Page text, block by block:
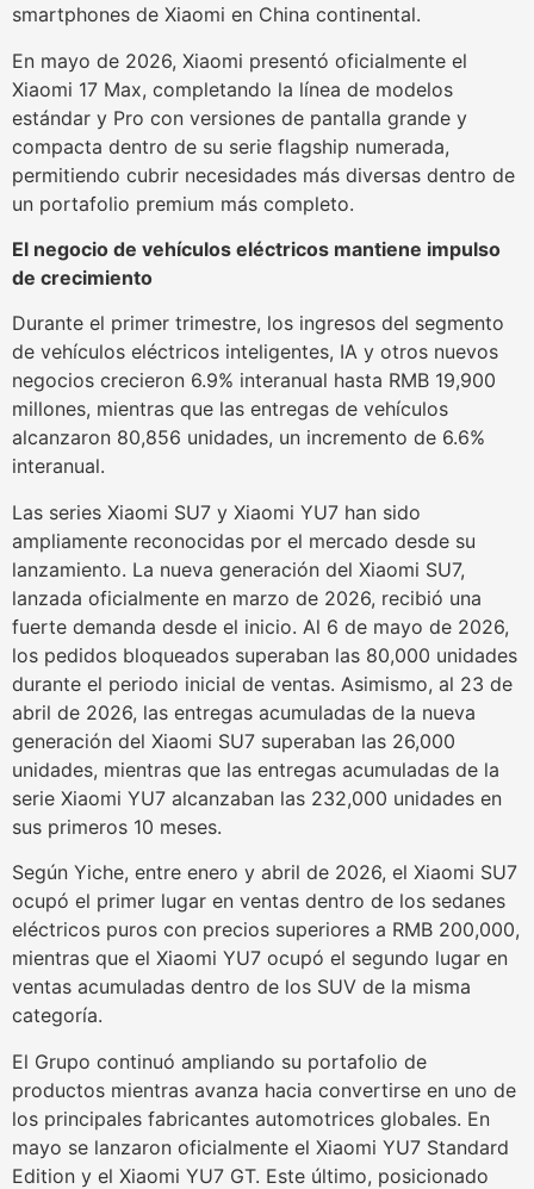
smartphones de Xiaomi en China continental.
En mayo de 2026, Xiaomi presentó oficialmente el
Xiaomi 17 Max, completando la línea de modelos
estándar y Pro con versiones de pantalla grande y
compacta dentro de su serie flagship numerada,
permitiendo cubrir necesidades más diversas dentro de
un portafolio premium más completo.
El negocio de vehículos eléctricos mantiene impulso
de crecimiento
Durante el primer trimestre, los ingresos del segmento
de vehículos eléctricos inteligentes, IA y otros nuevos
negocios crecieron 6.9% interanual hasta RMB 19,900
millones, mientras que las entregas de vehículos
alcanzaron 80,856 unidades, un incremento de 6.6%
interanual.
Las series Xiaomi SU7 y Xiaomi YU7 han sido
ampliamente reconocidas por el mercado desde su
lanzamiento. La nueva generación del Xiaomi SU7,
lanzada oficialmente en marzo de 2026, recibió una
fuerte demanda desde el inicio. Al 6 de mayo de 2026,
los pedidos bloqueados superaban las 80,000 unidades
durante el periodo inicial de ventas. Asimismo, al 23 de
abril de 2026, las entregas acumuladas de la nueva
generación del Xiaomi SU7 superaban las 26,000
unidades, mientras que las entregas acumuladas de la
serie Xiaomi YU7 alcanzaban las 232,000 unidades en
sus primeros 10 meses.
Según Yiche, entre enero y abril de 2026, el Xiaomi SU7
ocupó el primer lugar en ventas dentro de los sedanes
eléctricos puros con precios superiores a RMB 200,000,
mientras que el Xiaomi YU7 ocupó el segundo lugar en
ventas acumuladas dentro de los SUV de la misma
categoría.
El Grupo continuó ampliando su portafolio de
productos mientras avanza hacia convertirse en uno de
los principales fabricantes automotrices globales. En
mayo se lanzaron oficialmente el Xiaomi YU7 Standard
Edition y el Xiaomi YU7 GT. Este último, posicionado